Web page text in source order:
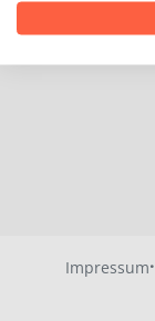
Impressum·